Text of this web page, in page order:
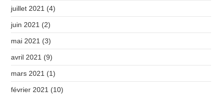
juillet 2021 (4)
juin 2021 (2)
mai 2021 (3)
avril 2021 (9)
mars 2021 (1)
février 2021 (10)